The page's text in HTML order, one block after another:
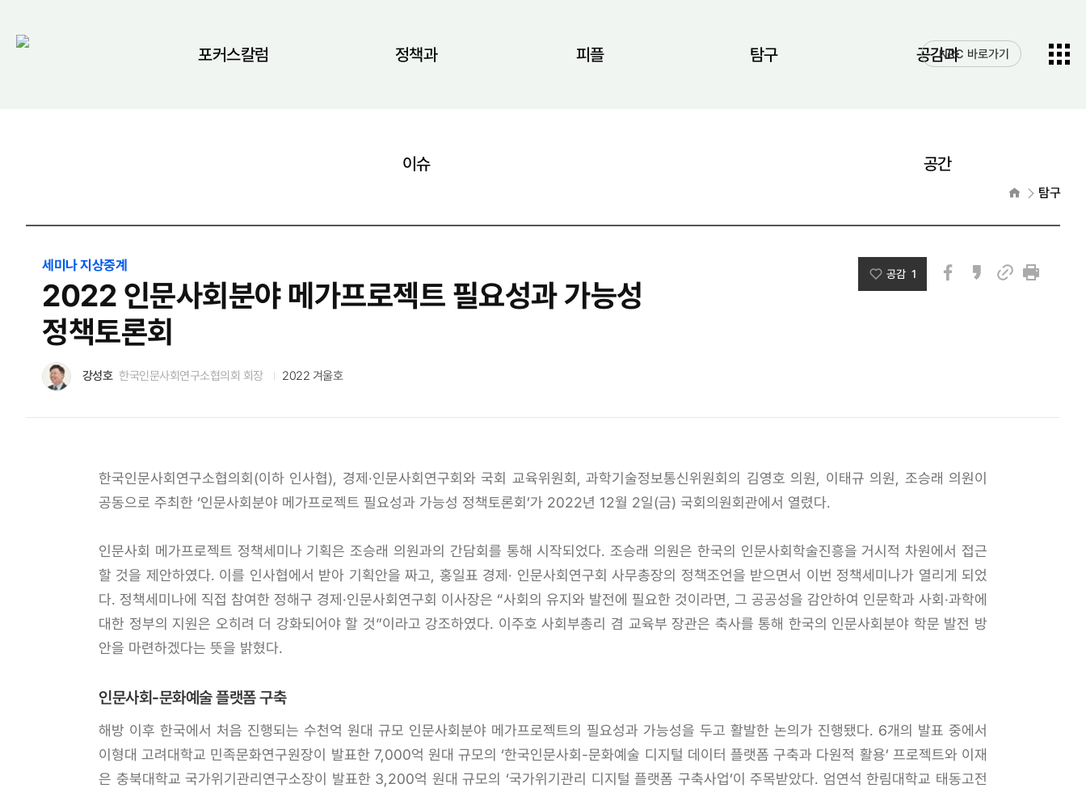
포커스칼럼 정책과
이슈
피플 탐구 공감과
공간
NRC 바로가기
전체메
열기
홈으로
탐구
세미나 지상중계
2022 인문사회분야 메가프로젝트 필요성과 가능성
정책토론회
강성호 한국인문사회연구소협의회 회장 2022 겨울호
공감 1
한국인문사회연구소협의회(이하 인사협), 경제·인문사회연구회와 국회 교육위원회, 과학기술정보통신위원회의 김영호 의원, 이태규 의원, 조승래 의원이
공동으로 주최한 ‘인문사회분야 메가프로젝트 필요성과 가능성 정책토론회’가 2022년 12월 2일(금) 국회의원회관에서 열렸다.
인문사회 메가프로젝트 정책세미나 기획은 조승래 의원과의 간담회를 통해 시작되었다. 조승래 의원은 한국의 인문사회학술진흥을 거시적 차원에서 접근
할 것을 제안하였다. 이를 인사협에서 받아 기획안을 짜고, 홍일표 경제· 인문사회연구회 사무총장의 정책조언을 받으면서 이번 정책세미나가 열리게 되었
다. 정책세미나에 직접 참여한 정해구 경제·인문사회연구회 이사장은 “사회의 유지와 발전에 필요한 것이라면, 그 공공성을 감안하여 인문학과 사회·과학에
대한 정부의 지원은 오히려 더 강화되어야 할 것”이라고 강조하였다. 이주호 사회부총리 겸 교육부 장관은 축사를 통해 한국의 인문사회분야 학문 발전 방
안을 마련하겠다는 뜻을 밝혔다.
인문사회-문화예술 플랫폼 구축
해방 이후 한국에서 처음 진행되는 수천억 원대 규모 인문사회분야 메가프로젝트의 필요성과 가능성을 두고 활발한 논의가 진행됐다. 6개의 발표 중에서
이형대 고려대학교 민족문화연구원장이 발표한 7,000억 원대 규모의 ‘한국인문사회-문화예술 디지털 데이터 플랫폼 구축과 다원적 활용’ 프로젝트와 이재
은 충북대학교 국가위기관리연구소장이 발표한 3,200억 원대 규모의 ‘국가위기관리 디지털 플랫폼 구축사업’이 주목받았다. 엄연석 한림대학교 태동고전